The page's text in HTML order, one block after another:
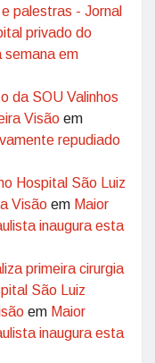
palestras - Jornal
privado do
semana em
da SOU Valinhos
Visão em
repudiado
Hospital São Luiz
Visão em Maior
inaugura esta
primeira cirurgia
São Luiz
em Maior
inaugura esta